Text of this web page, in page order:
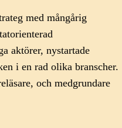
med mångårig
aktörer, nystartade
i en rad olika branscher.
och medgrundare